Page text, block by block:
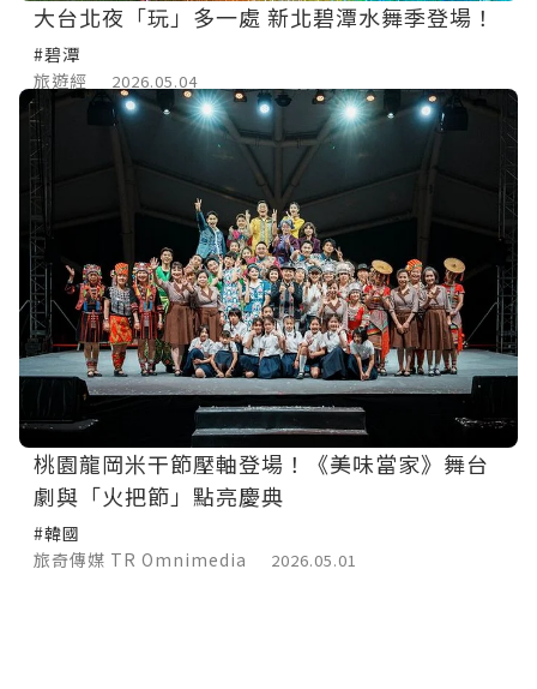
大台北夜「玩」多一處 新北碧潭水舞季登場！
#碧潭
旅遊經
2026.05.04
桃園龍岡米干節壓軸登場！《美味當家》舞台
劇與「火把節」點亮慶典
#韓國
旅奇傳媒 TR Omnimedia
2026.05.01